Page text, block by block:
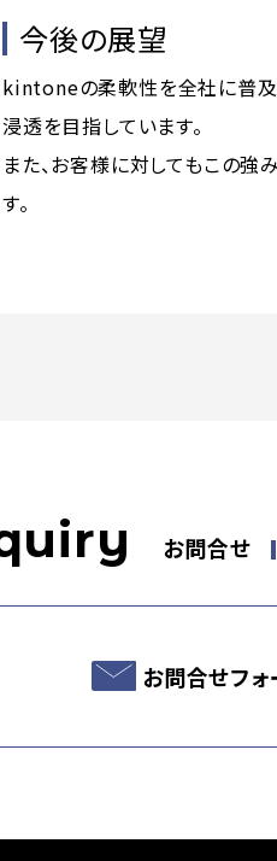
今後の展望
kintoneの柔軟性を全社に普及
浸透を目指しています。
また、お客様に対してもこの
す。
お問合せ
お問合せフォ